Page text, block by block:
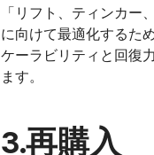
「リフト、ティンカ
に向けて最適化するた
ケーラビリティと回復
ます。
3.再購入